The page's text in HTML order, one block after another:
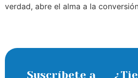
verdad, abre el alma a la
Suscríbete a